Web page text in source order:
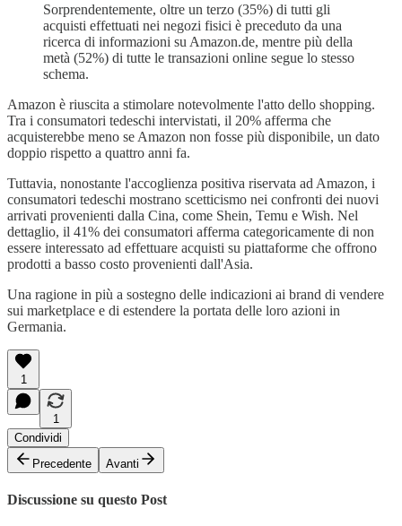
Sorprendentemente, oltre un terzo (35%) di tutti gli
acquisti effettuati nei negozi fisici è preceduto da una
ricerca di informazioni su Amazon.de, mentre più della
metà (52%) di tutte le transazioni online segue lo stesso
schema.
Amazon è riuscita a stimolare notevolmente l'atto dello shopping.
Tra i consumatori tedeschi intervistati, il 20% afferma che
acquisterebbe meno se Amazon non fosse più disponibile, un dato
doppio rispetto a quattro anni fa.
Tuttavia, nonostante l'accoglienza positiva riservata ad Amazon, i
consumatori tedeschi mostrano scetticismo nei confronti dei nuovi
arrivati provenienti dalla Cina, come Shein, Temu e Wish. Nel
dettaglio, il 41% dei consumatori afferma categoricamente di non
essere interessato ad effettuare acquisti su piattaforme che offrono
prodotti a basso costo provenienti dall'Asia.
Una ragione in più a sostegno delle indicazioni ai brand di vendere
sui marketplace e di estendere la portata delle loro azioni in
Germania.
1
1
Condividi
Precedente
Avanti
Discussione su questo Post